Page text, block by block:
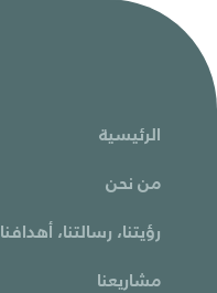
الرئيسية
من نحن
رؤيتنا، رسالتنا، أهدافنا
مشاريعنا